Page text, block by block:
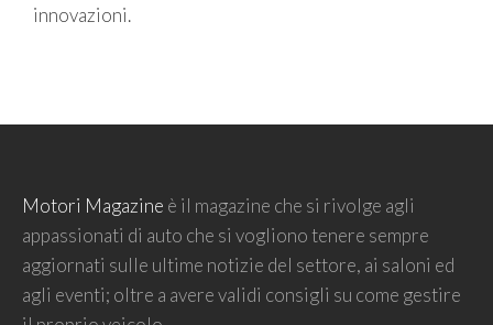
innovazioni.
Motori Magazine è il magazine che si rivolge agli
appassionati di auto che si vogliono tenere sempre
aggiornati sulle ultime notizie del settore, ai saloni ed
agli eventi; oltre a avere validi consigli su come gestire